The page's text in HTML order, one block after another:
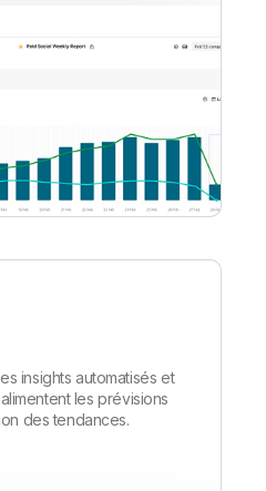
insights automatisés et
les prévisions
des tendances.